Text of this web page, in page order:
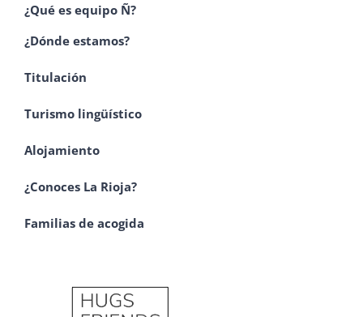
¿Qué es equipo Ñ?
¿Dónde estamos?
Titulación
Turismo lingüístico
Alojamiento
¿Conoces La Rioja?
Familias de acogida